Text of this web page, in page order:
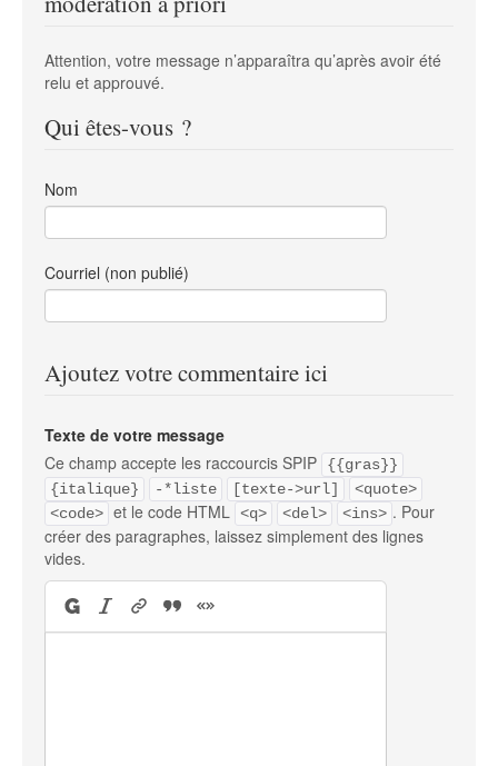
Attention, votre message n’apparaîtra qu’après avoir été
relu et approuvé.
Qui êtes-vous ?
Nom
Courriel (non publié)
Ajoutez votre commentaire ici
Texte de votre message
Ce champ accepte les raccourcis SPIP
{{gras}}
{italique}
-*liste [texte->url]
<quote>
<code> et le code HTML <q> <del> <ins> . Pour
créer des paragraphes, laissez simplement des lignes
vides.